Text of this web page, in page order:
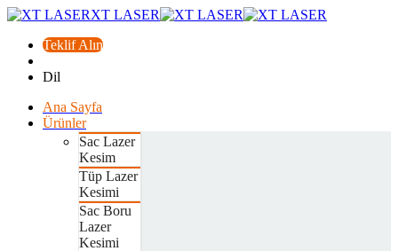
XT LASER
Teklif Alın
Dil
Ana Sayfa
Ürünler
Sac Lazer
Kesim
Tüp Lazer
Kesimi
Sac Boru
Lazer
Kesimi